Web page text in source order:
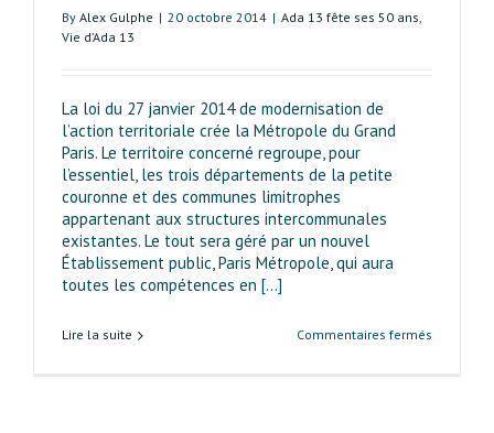
By Alex Gulphe | 20 octobre 2014 | Ada 13 fête ses 50 ans,
Vie d’Ada 13
La loi du 27 janvier 2014 de modernisation de
l’action territoriale crée la Métropole du Grand
Paris. Le territoire concerné regroupe, pour
l’essentiel, les trois départements de la petite
couronne et des communes limitrophes
appartenant aux structu­res intercommunales
existantes. Le tout sera géré par un nouvel
Établissement public, Paris Métropole, qui aura
toutes les compétences en [...]
Lire la suite Commentaires fermés